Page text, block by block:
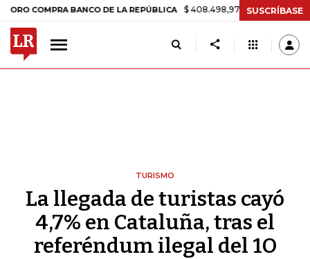
BANCO DE LA REPÚBLICA $ 408.498,97 +$ 8.753,81 +2,19%
SUSCRÍBASE
TURISMO
La llegada de turistas cayó
4,7% en Cataluña, tras el
referéndum ilegal del 1O